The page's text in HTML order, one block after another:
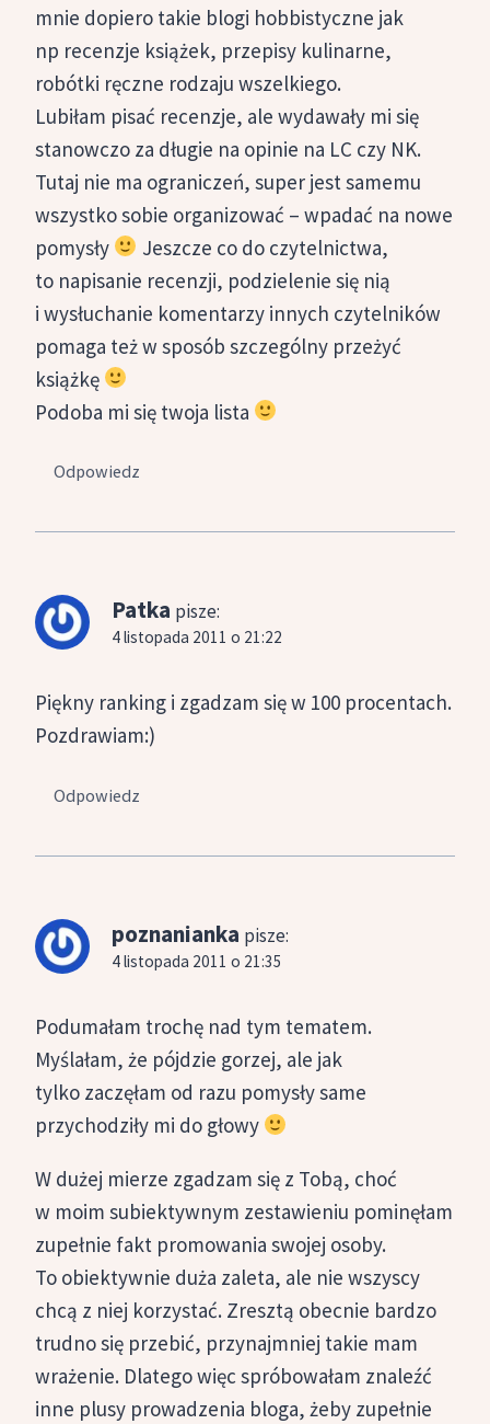
mnie dopiero takie blogi hobbistyczne jak
np recenzje książek, przepisy kulinarne,
robótki ręczne rodzaju wszelkiego.
Lubiłam pisać recenzje, ale wydawały mi się
stanowczo za długie na opinie na LC czy NK.
Tutaj nie ma ograniczeń, super jest samemu
wszystko sobie organizować – wpadać na nowe
pomysły
Jeszcze co do czytelnictwa,
to napisanie recenzji, podzielenie się nią
i wysłuchanie komentarzy innych czytelników
pomaga też w sposób szczególny przeżyć
książkę
Podoba mi się twoja lista
Odpowiedz
Patka pisze:
4 listopada 2011 o 21:22
Piękny ranking i zgadzam się w 100 procentach.
Pozdrawiam:)
Odpowiedz
poznanianka pisze:
4 listopada 2011 o 21:35
Podumałam trochę nad tym tematem.
Myślałam, że pójdzie gorzej, ale jak
tylko zaczęłam od razu pomysły same
przychodziły mi do głowy
W dużej mierze zgadzam się z Tobą, choć
w moim subiektywnym zestawieniu pominęłam
zupełnie fakt promowania swojej osoby.
To obiektywnie duża zaleta, ale nie wszyscy
chcą z niej korzystać. Zresztą obecnie bardzo
trudno się przebić, przynajmniej takie mam
wrażenie. Dlatego więc spróbowałam znaleźć
inne plusy prowadzenia bloga, żeby zupełnie